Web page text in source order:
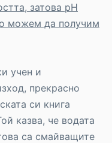
затова рН
можем да получим
учен и
прекрасно
си книга
казва, че водата
са смайващите